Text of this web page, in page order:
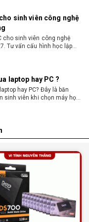
sinh viên công nghệ
cho sinh viên công nghệ
Tư vấn cấu hình học lập
laptop hay PC ?
hay PC? Đây là băn
sinh viên khi chọn máy học
15–20 Triệu 2026: Cấu
15–20 triệu phù hợp ngành
phá cách chọn cấu hình,
và khả năng nâng cấp hợp lý.
sinh viên dưới 15 triệu
sinh viên dưới 15 triệu mượt
gợi ý các thương hiệu